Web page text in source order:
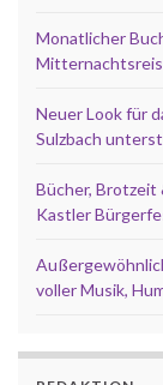
Monatlicher
Neuer Look für
Sulzbach
Bücher, Brotzeit
Kastler
voller Musik,